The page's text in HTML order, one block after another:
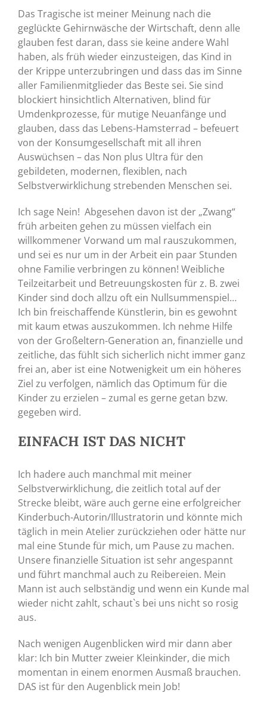
Das Tragische ist meiner Meinung nach die
geglückte Gehirnwäsche der Wirtschaft, denn alle
glauben fest daran, dass sie keine andere Wahl
haben, als früh wieder einzusteigen, das Kind in
der Krippe unterzubringen und dass das im Sinne
aller Familienmitglieder das Beste sei. Sie sind
blockiert hinsichtlich Alternativen, blind für
Umdenkprozesse, für mutige Neuanfänge und
glauben, dass das Lebens-Hamsterrad – befeuert
von der Konsumgesellschaft mit all ihren
Auswüchsen – das Non plus Ultra für den
gebildeten, modernen, flexiblen, nach
Selbstverwirklichung strebenden Menschen sei.
Ich sage Nein! Abgesehen davon ist der „Zwang“
früh arbeiten gehen zu müssen vielfach ein
willkommener Vorwand um mal rauszukommen,
und sei es nur um in der Arbeit ein paar Stunden
ohne Familie verbringen zu können! Weibliche
Teilzeitarbeit und Betreuungskosten für z. B. zwei
Kinder sind doch allzu oft ein Nullsummenspiel…
Ich bin freischaffende Künstlerin, bin es gewohnt
mit kaum etwas auszukommen. Ich nehme Hilfe
von der Großeltern-Generation an, finanzielle und
zeitliche, das fühlt sich sicherlich nicht immer ganz
frei an, aber ist eine Notwenigkeit um ein höheres
Ziel zu verfolgen, nämlich das Optimum für die
Kinder zu erzielen – zumal es gerne getan bzw.
gegeben wird.
EINFACH IST DAS NICHT
Ich hadere auch manchmal mit meiner
Selbstverwirklichung, die zeitlich total auf der
Strecke bleibt, wäre auch gerne eine erfolgreicher
Kinderbuch-Autorin/Illustratorin und könnte mich
täglich in mein Atelier zurückziehen oder hätte nur
mal eine Stunde für mich, um Pause zu machen.
Unsere finanzielle Situation ist sehr angespannt
und führt manchmal auch zu Reibereien. Mein
Mann ist auch selbständig und wenn ein Kunde mal
wieder nicht zahlt, schaut`s bei uns nicht so rosig
aus.
Nach wenigen Augenblicken wird mir dann aber
klar: Ich bin Mutter zweier Kleinkinder, die mich
momentan in einem enormen Ausmaß brauchen.
DAS ist für den Augenblick mein Job!